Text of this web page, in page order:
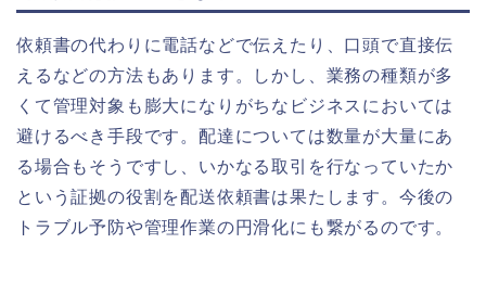
依頼書の代わりに電話などで伝えたり、口頭で直接伝
えるなどの方法もあります。しかし、業務の種類が多
くて管理対象も膨大になりがちなビジネスにおいては
避けるべき手段です。配達については数量が大量にあ
る場合もそうですし、いかなる取引を行なっていたか
という証拠の役割を配送依頼書は果たします。今後の
トラブル予防や管理作業の円滑化にも繋がるのです。